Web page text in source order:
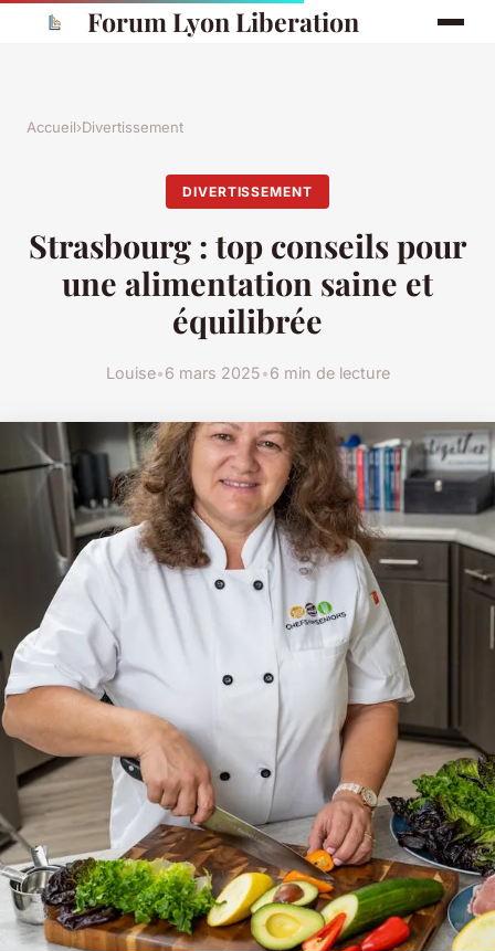
Forum Lyon Liberation
Accueil›Divertissement
DIVERTISSEMENT
Strasbourg : top conseils pour
une alimentation saine et
équilibrée
Louise•6 mars 2025•6 min de lecture